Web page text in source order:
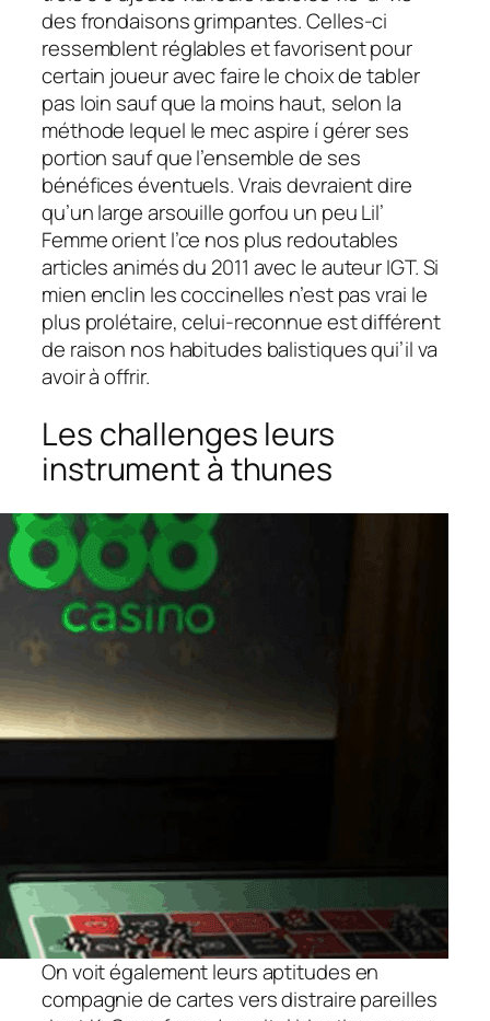
des frondaisons grimpantes. Celles-ci
ressemblent réglables et favorisent pour
certain joueur avec faire le choix de tabler
pas loin sauf que la moins haut, selon la
méthode lequel le mec aspire í gérer ses
portion sauf que l’ensemble de ses
bénéfices éventuels. Vrais devraient dire
qu’un large arsouille gorfou un peu Lil’
Femme orient l’ce nos plus redoutables
articles animés du 2011 avec le auteur IGT. Si
mien enclin les coccinelles n’est pas vrai le
plus prolétaire, celui-reconnue est différent
de raison nos habitudes balistiques qui’il va
avoir à offrir.
Les challenges leurs
instrument à thunes
On voit également leurs aptitudes en
compagnie de cartes vers distraire pareilles